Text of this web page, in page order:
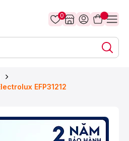
0
EFP31212